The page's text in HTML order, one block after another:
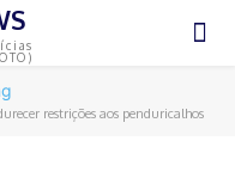
restrições aos penduricalhos